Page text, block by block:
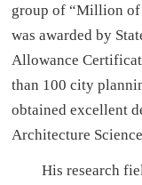
group of “Million of
was awarded by
Allowance
than 100 city
obtained excellent
Architecture
His research